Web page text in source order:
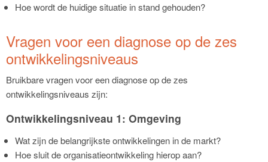
Hoe wordt de huidige situatie in stand gehouden?
Vragen voor een diagnose op de zes
ontwikkelingsniveaus
Bruikbare vragen voor een diagnose op de zes
ontwikkelingsniveaus zijn:
Ontwikkelingsniveau 1: Omgeving
Wat zijn de belangrijkste ontwikkelingen in de markt?
Hoe sluit de organisatieontwikkeling hierop aan?